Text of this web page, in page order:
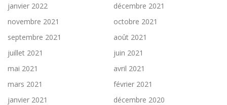
janvier 2022
décembre 2021
novembre 2021
octobre 2021
septembre 2021
août 2021
juillet 2021
juin 2021
mai 2021
avril 2021
mars 2021
février 2021
janvier 2021
décembre 2020